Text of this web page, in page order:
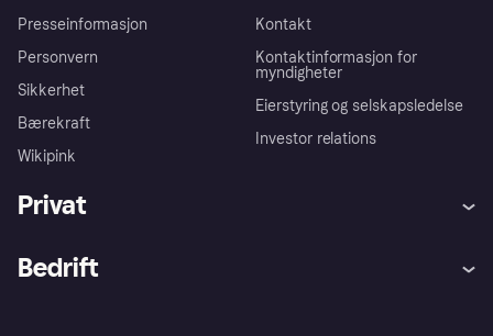
Presseinformasjon
Personvern
Sikkerhet
Bærekraft
Wikipink
Kontakt
Kontaktinformasjon for
myndigheter
Eierstyring og selskapsledelse
Investor relations
Privat
Bedrift